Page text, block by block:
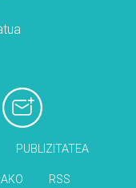
PUBLIZITATEA
RSS